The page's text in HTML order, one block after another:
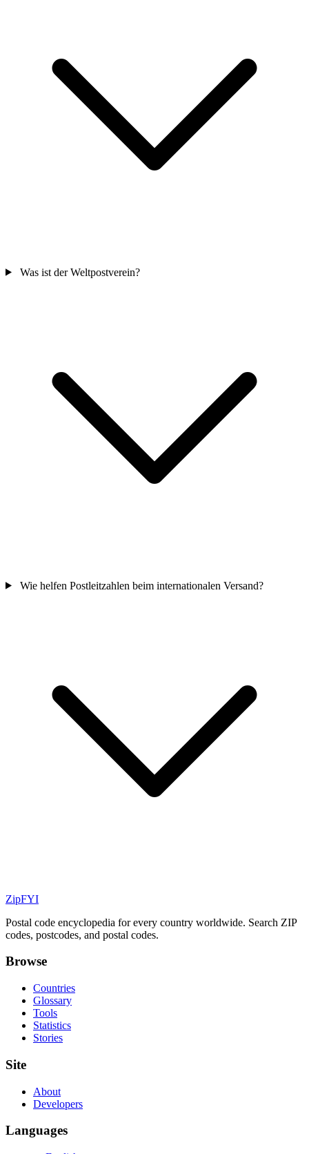
Was ist der Weltpostverein?
Wie helfen Postleitzahlen beim internationalen Versand?
ZipFYI
Postal code encyclopedia for every country worldwide. Search ZIP
codes, postcodes, and postal codes.
Browse
Countries
Glossary
Tools
Statistics
Stories
Site
About
Developers
Languages